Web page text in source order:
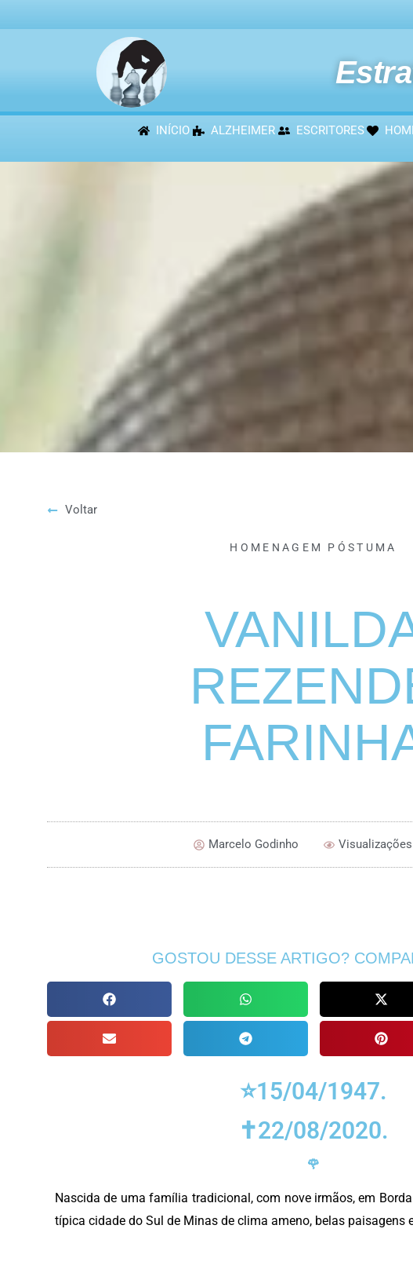
INÍCIO ALZHEIMER ESCRITORES
Voltar
HOMENAGEM PÓSTUMA
Marcelo Godinho
GOSTOU DESSE ARTIGO?
⭐15/04/1947.
✝️22/08/2020.
🌹
Nascida de uma família tradicional, com nove irmãos, em
típica cidade do Sul de Minas de clima ameno, belas paisagens